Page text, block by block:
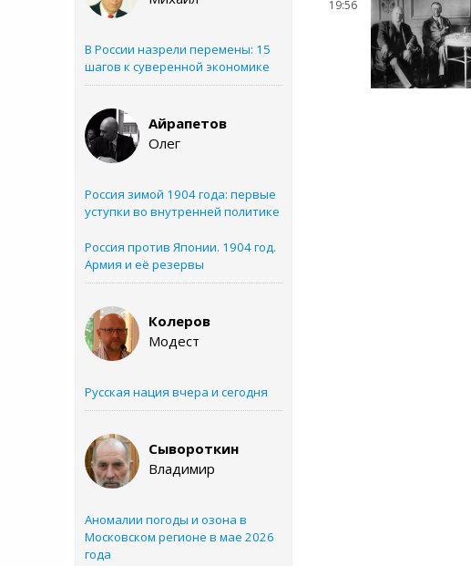
В России назрели перемены: 15
шагов к суверенной экономике
Айрапетов
Олег
Россия зимой 1904 года: первые
уступки во внутренней политике
Россия против Японии. 1904 год.
Армия и её резервы
Колеров
Модест
Русская нация вчера и сегодня
Сывороткин
Владимир
Аномалии погоды и озона в
Московском регионе в мае 2026
года
19:56